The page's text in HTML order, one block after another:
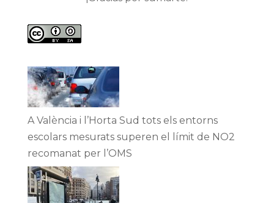
A València i l’Horta Sud tots els entorns
escolars mesurats superen el límit de NO2
recomanat per l’OMS